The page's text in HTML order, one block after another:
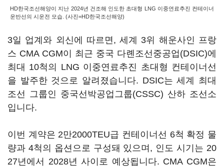
HD한국조선해양이 지난 2024년 건조해 인도한 초대형 LNG 이중연료추진 컨테이너
운반선의 시운전 모습. (사진=HD한국조선해양)
3일 업계와 외신에 따르면, 세계 3위 해운사인 프랑
스 CMA CGM이 최근 중국 다롄조선중공업(DSIC)에
최대 10척의 LNG 이중연료추진 초대형 컨테이너선
을 발주한 것으로 알려졌습니다. DSIC는 세계 최대
조선 그룹인 중국선박공업그룹(CSSC) 산하 조선소
입니다.
이번 계약은 2만2000TEU급 컨테이너선 6척 확정 물
량과 4척의 옵션으로 구성돼 있으며, 인도 시기는 20
27년에서 2028년 사이로 예상됩니다. CMA CGM은